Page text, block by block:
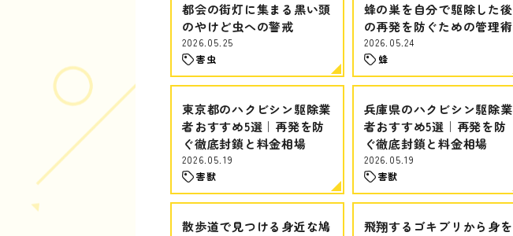
都会の街灯に集まる黒い頭
のやけど虫への警戒
2026.05.25
害虫
蜂の巣を自分で駆除した後
の再発を防ぐための管理術
2026.05.24
蜂
東京都のハクビシン駆除業
者おすすめ5選｜再発を防
ぐ徹底封鎖と料金相場
2026.05.19
害獣
兵庫県のハクビシン駆除業
者おすすめ5選｜再発を防
ぐ徹底封鎖と料金相場
2026.05.19
害獣
散歩道で見つける身近な鳩
飛翔するゴキブリから身を